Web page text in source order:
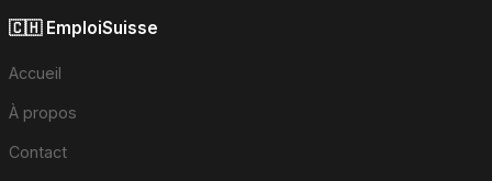
🇨🇭 EmploiSuisse
Accueil
À propos
Contact